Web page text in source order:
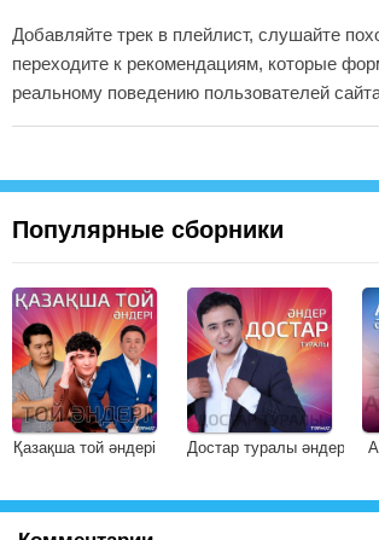
Добавляйте трек в плейлист, слушайте
переходите к рекомендациям, которые
реальному поведению пользователей
Популярные сборники
Қазақша той әндері Достар туралы әндер